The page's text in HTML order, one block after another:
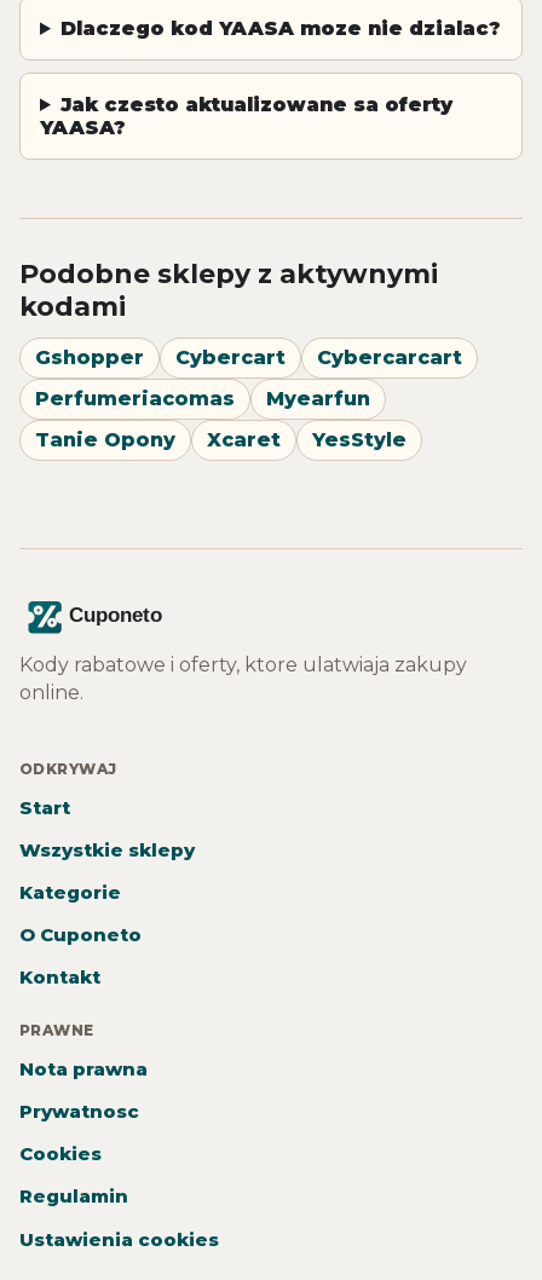
Dlaczego kod YAASA moze nie dzialac?
Jak czesto aktualizowane sa oferty
YAASA?
Podobne sklepy z aktywnymi
kodami
Gshopper Cybercart
Cybercarcart
Perfumeriacomas
Myearfun
Tanie Opony
Xcaret YesStyle
Kody rabatowe i oferty, ktore ulatwiaja zakupy
online.
ODKRYWAJ
Start
Wszystkie sklepy
Kategorie
O Cuponeto
Kontakt
PRAWNE
Nota prawna
Prywatnosc
Cookies
Regulamin
Ustawienia cookies